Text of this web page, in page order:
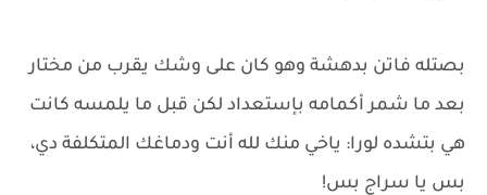
بصتله فاتن بدهشة وهو كان على وشك يقرب من مختار
بعد ما شمر أكمامه بإستعداد لكن قبل ما يلمسه كانت
هي بتشده لورا: ياخي منك لله أنت ودماغك المتكلفة دي،
بس يا سراج بس!